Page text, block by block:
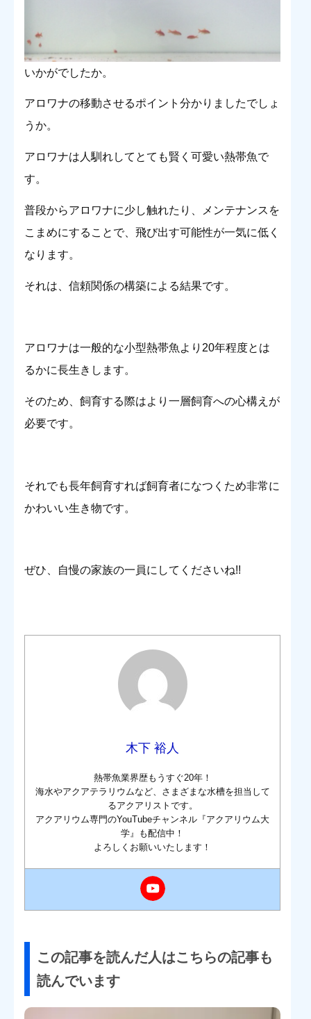
いかがでしたか。
アロワナの移動させるポイント分かりましたでしょ
うか。
アロワナは人馴れしてとても賢く可愛い熱帯魚で
す。
普段からアロワナに少し触れたり、メンテナンスを
こまめにすることで、飛び出す可能性が一気に低く
なります。
それは、信頼関係の構築による結果です。
アロワナは一般的な小型熱帯魚より20年程度とは
るかに長生きします。
そのため、飼育する際はより一層飼育への心構えが
必要です。
それでも長年飼育すれば飼育者になつくため非常に
かわいい生き物です。
ぜひ、自慢の家族の一員にしてくださいね!!
木下 裕人
熱帯魚業界歴もうすぐ20年！
海水やアクアテラリウムなど、さまざまな水槽を担当して
るアクアリストです。
アクアリウム専門のYouTubeチャンネル『アクアリウム大
学』も配信中！
よろしくお願いいたします！
この記事を読んだ人はこちらの記事も
読んでいます